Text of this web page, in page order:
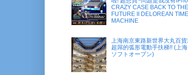
CRAZY CASE BACK TO THE
FUTURE II DELOREAN TIME
MACHINE
上海南京東路新世界大丸百
超屌的弧形電動手扶梯!! (上
ソフトオープン)